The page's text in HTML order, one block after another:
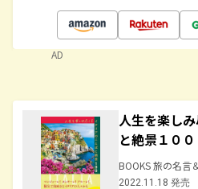
AD
人生を楽し
と絶景１００
BOOKS 旅の名言
2022.11.18 発売